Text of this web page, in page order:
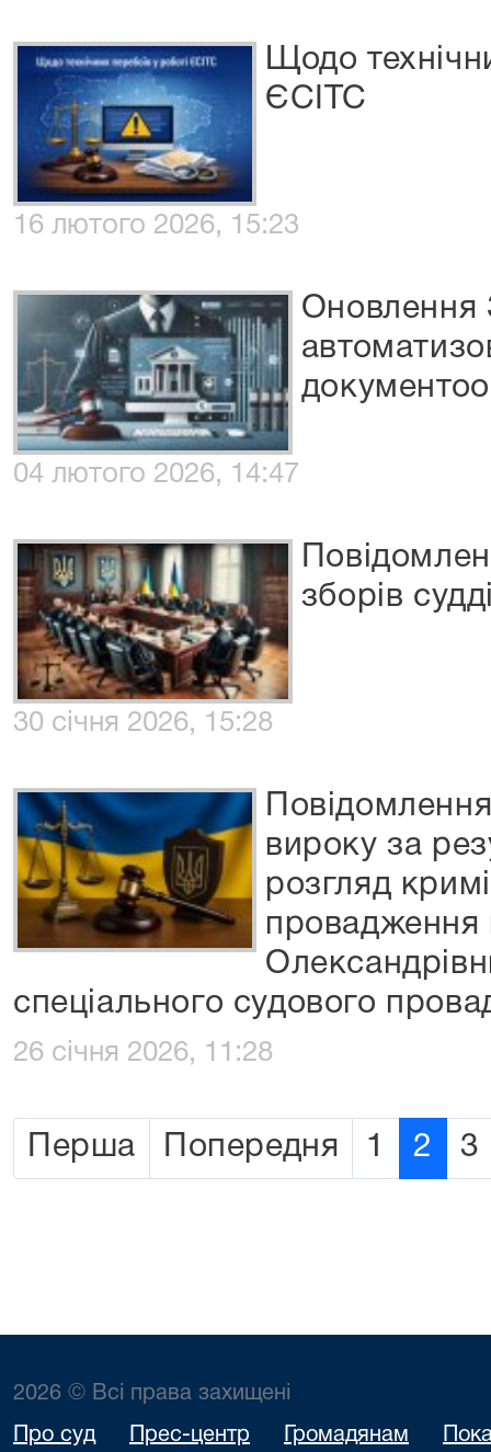
Щодо
ЄСІТС
16 лютого 2026, 15:23
Оновлення
04 лютого 2026, 14:47
зборів
30 січня 2026, 15:28
вироку за
розгляд
спеціального судового
26 січня 2026, 11:28
Перша Попередня 1 2 3
2026 © Всі права захищені
Про суд Прес-центр Громадянам